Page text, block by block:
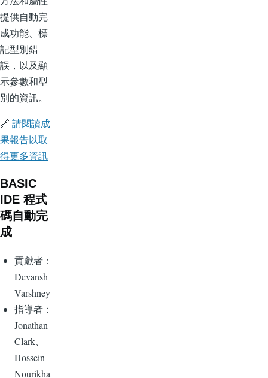
提供自動完
成功能、標
記型別錯
誤，以及顯
示參數和型
別的資訊。
🔗 請閱讀成
果報告以取
得更多資訊
BASIC
IDE 程式
碼自動完
成
貢獻者：
Devansh
Varshney
指導者：
Jonathan
Clark、
Hossein
Nourikha